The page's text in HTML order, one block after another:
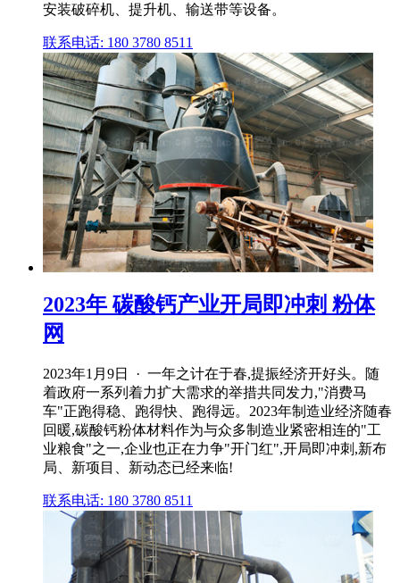
安装破碎机、提升机、输送带等设备。
联系电话: 180 3780 8511
2023年 碳酸钙产业开局即冲刺 粉体
网
2023年1月9日 · 一年之计在于春,提振经济开好头。随
着政府一系列着力扩大需求的举措共同发力,"消费马
车"正跑得稳、跑得快、跑得远。2023年制造业经济随春
回暖,碳酸钙粉体材料作为与众多制造业紧密相连的"工
业粮食"之一,企业也正在力争"开门红",开局即冲刺,新布
局、新项目、新动态已经来临!
联系电话: 180 3780 8511